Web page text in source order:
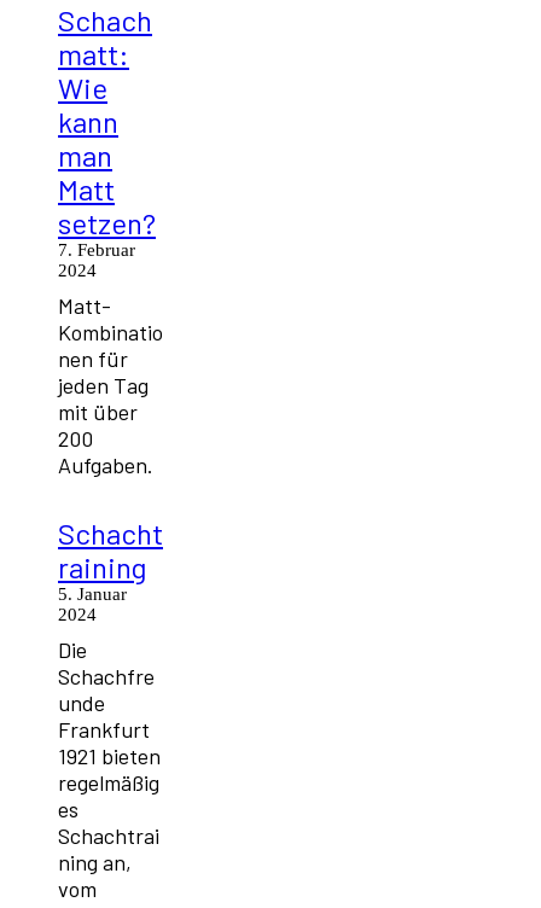
Schach
matt:
Wie
kann
man
Matt
setzen?
7. Februar
2024
Matt-
Kombinatio
nen für
jeden Tag
mit über
200
Aufgaben.
Schacht
raining
5. Januar
2024
Die
Schachfre
unde
Frankfurt
1921 bieten
regelmäßig
es
Schachtrai
ning an,
vom